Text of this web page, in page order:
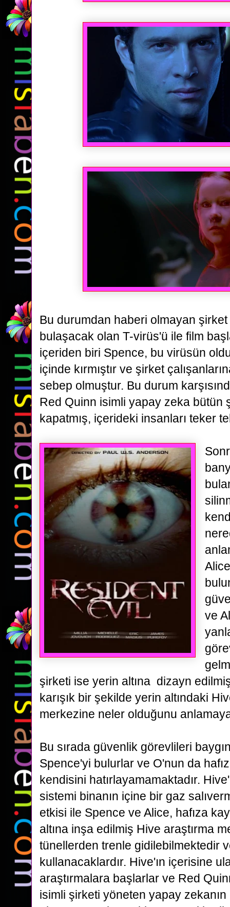
Bu durumdan haberi olmayan şirket
bulaşacak olan T-virüs'ü ile film
içeriden biri Spence, bu virüsün
içinde kırmıştır ve şirket
sebep olmuştur. Bu durum
Red Quinn isimli yapay zeka bütün
kapatmış, içerideki insanları teker
ve
şirketi ise yerin altına dizayn
karışık bir şekilde yerin altındaki
merkezine neler olduğunu
Bu sırada güvenlik görevlileri
Spence'yi bulurlar ve O'nun da
kendisini hatırlayamamaktadır.
sistemi binanın içine bir gaz
etkisi ile Spence ve Alice, hafıza
altına inşa edilmiş Hive araştırma
tünellerden trenle gidilebilmektedir
kullanacaklardır. Hive'ın içerisine
araştırmalara başlarlar ve Red
isimli şirketi yöneten yapay